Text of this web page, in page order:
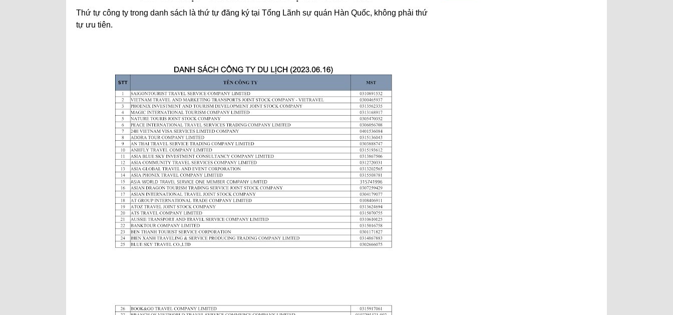
Thứ tự công ty trong danh sách là thứ tự đăng ký tại Tổng Lãnh sự quán Hàn Quốc, không phải thứ
tự ưu tiên.